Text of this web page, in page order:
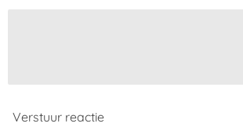
Verstuur reactie